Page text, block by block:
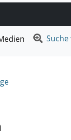
wollen.